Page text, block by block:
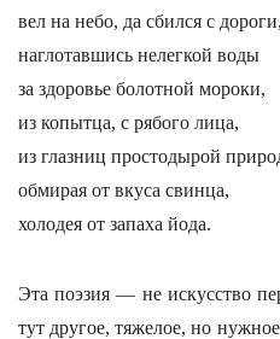
вел на небо, да сбился с дороги,
наглотавшись нелегкой воды
за здоровье болотной мороки,
из копытца, с рябого лица,
из глазниц простодырой
обмирая от вкуса свинца,
холодея от запаха йода.
Эта поэзия — не искусство
тут другое, тяжелое, но